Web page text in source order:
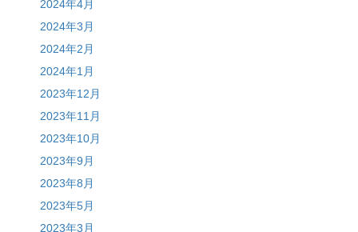
2024年4月
2024年3月
2024年2月
2024年1月
2023年12月
2023年11月
2023年10月
2023年9月
2023年8月
2023年5月
2023年3月